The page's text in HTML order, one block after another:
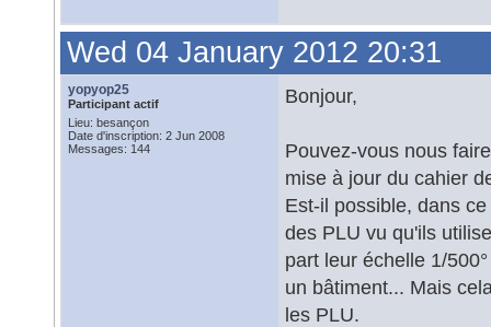
Wed 04 January 2012 20:31
yopyop25
Participant actif
Lieu: besançon
Date d'inscription: 2 Jun 2008
Messages: 144
Bonjour,
Pouvez-vous nous
mise à jour du cahier
Est-il possible, dans
des PLU vu qu'ils
part leur échelle 1/
un bâtiment... Mais
les PLU.